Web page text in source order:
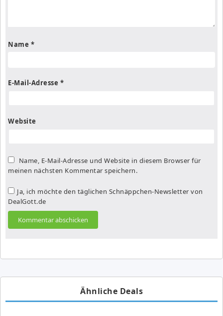
Name *
E-Mail-Adresse *
Website
Name, E-Mail-Adresse und Website in diesem Browser für
meinen nächsten Kommentar speichern.
Ja, ich möchte den täglichen Schnäppchen-Newsletter von
DealGott.de
Ähnliche Deals